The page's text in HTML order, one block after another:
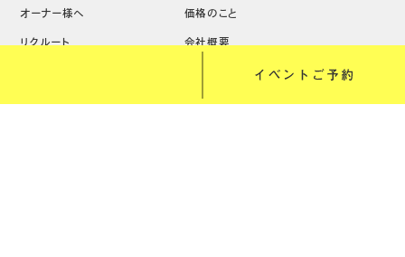
オーナー様へ 価格のこと
リクルート 会社概要